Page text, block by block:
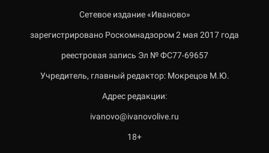
Сетевое издание «Иваново»
зарегистрировано Роскомнадзором 2 мая 2017 года
реестровая запись Эл № ФС77-69657
Учредитель, главный редактор: Мокрецов М.Ю.
Адрес редакции:
ivanovo@ivanovolive.ru
18+